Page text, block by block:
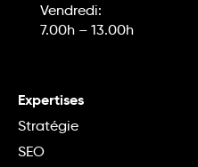
Vendredi:
7.00h – 13.00h
Expertises
Stratégie
SEO